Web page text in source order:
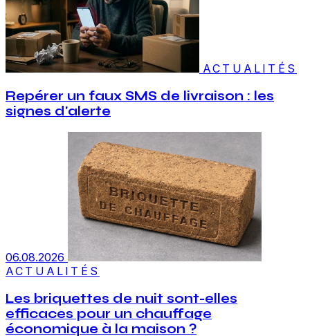
ACTUALITÉS
Repérer un faux SMS de livraison : les
signes d'alerte
06.08.2026
ACTUALITÉS
Les briquettes de nuit sont-elles
efficaces pour un chauffage
économique à la maison ?